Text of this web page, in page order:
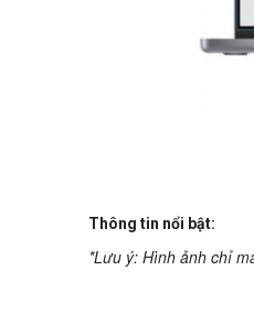
Thông tin nổi bật:
*Lưu ý: Hình ảnh chỉ